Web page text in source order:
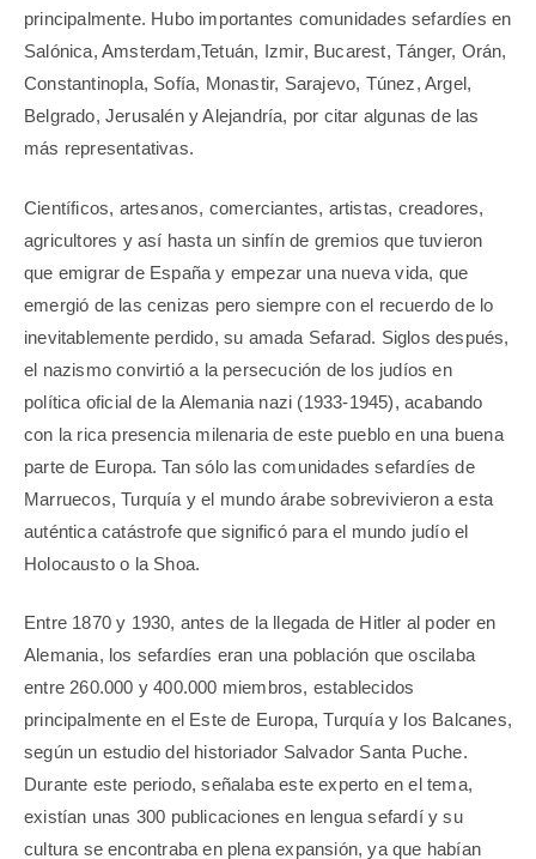
principalmente. Hubo importantes comunidades sefardíes en
Salónica, Amsterdam,Tetuán, Izmir, Bucarest, Tánger, Orán,
Constantinopla, Sofía, Monastir, Sarajevo, Túnez, Argel,
Belgrado, Jerusalén y Alejandría, por citar algunas de las
más representativas.
Científicos, artesanos, comerciantes, artistas, creadores,
agricultores y así hasta un sinfín de gremios que tuvieron
que emigrar de España y empezar una nueva vida, que
emergió de las cenizas pero siempre con el recuerdo de lo
inevitablemente perdido, su amada Sefarad. Siglos después,
el nazismo convirtió a la persecución de los judíos en
política oficial de la Alemania nazi (1933-1945), acabando
con la rica presencia milenaria de este pueblo en una buena
parte de Europa. Tan sólo las comunidades sefardíes de
Marruecos, Turquía y el mundo árabe sobrevivieron a esta
auténtica catástrofe que significó para el mundo judío el
Holocausto o la Shoa.
Entre 1870 y 1930, antes de la llegada de Hitler al poder en
Alemania, los sefardíes eran una población que oscilaba
entre 260.000 y 400.000 miembros, establecidos
principalmente en el Este de Europa, Turquía y los Balcanes,
según un estudio del historiador Salvador Santa Puche.
Durante este periodo, señalaba este experto en el tema,
existían unas 300 publicaciones en lengua sefardí y su
cultura se encontraba en plena expansión, ya que habían